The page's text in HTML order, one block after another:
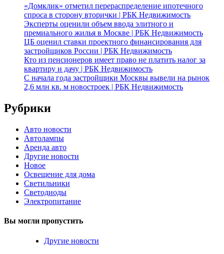
«Домклик» отметил перераспределение ипотечного
спроса в сторону вторички | РБК Недвижимость
Эксперты оценили объем ввода элитного и
премиального жилья в Москве | РБК Недвижимость
ЦБ оценил ставки проектного финансирования для
застройщиков России | РБК Недвижимость
Кто из пенсионеров имеет право не платить налог за
квартиру и дачу | РБК Недвижимость
С начала года застройщики Москвы вывели на рынок
2,6 млн кв. м новостроек | РБК Недвижимость
Рубрики
Авто новости
Автолампы
Аренда авто
Другие новости
Новое
Освещение для дома
Светильники
Светодиоды
Электропитание
Вы могли пропустить
Другие новости